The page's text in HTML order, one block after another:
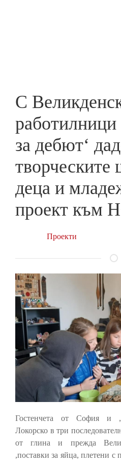
С
за дебют‘
творческите
деца и
проект към
Проекти
Гостенчета от София и
Локорско в три
от глина и прежда
,поставки за яйца, плетени с